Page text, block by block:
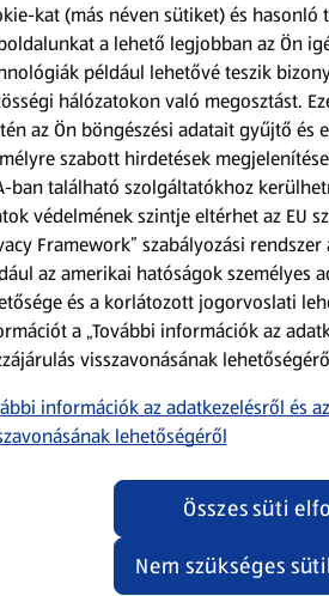
Amíg a készlet tart
XXL
ACTIMEL
Actimel joghurtital, 8
palack
0,8 kg
(1 186,25 Ft/1 kg)
949,00 Ft
kat (más néven sütiket) és
a lehető legjobban az Ön
például lehetővé teszik
hálózatokon való megosztást.
az Ön böngészési adatait gyűjtő és
szabott hirdetések
ban található szolgáltatókhoz
védelmének szintje eltérhet az EU
Framework” szabályozási
az amerikai hatóságok személyes
és a korlátozott jogorvoslati
a „További információk az
visszavonásának
információk az adatkezelésről és
lehetőségéről
Nem szükséges
Összes süti